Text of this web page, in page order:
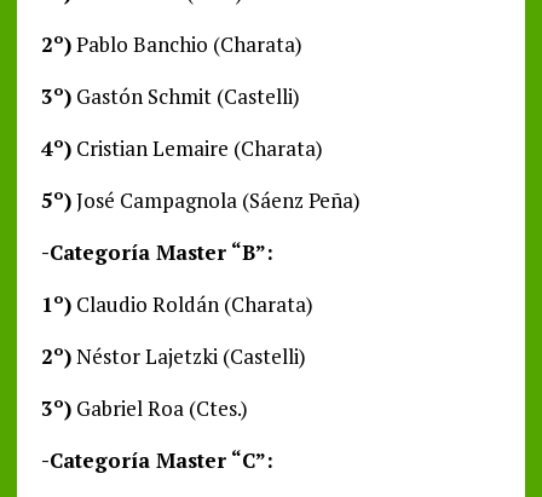
2º)Pablo Banchio (Charata)
3º)Gastón Schmit (Castelli)
4º)Cristian Lemaire (Charata)
5º)José Campagnola (Sáenz Peña)
-Categoría Master “B”:
1º)Claudio Roldán (Charata)
2º)Néstor Lajetzki (Castelli)
3º)Gabriel Roa (Ctes.)
-Categoría Master “C”: